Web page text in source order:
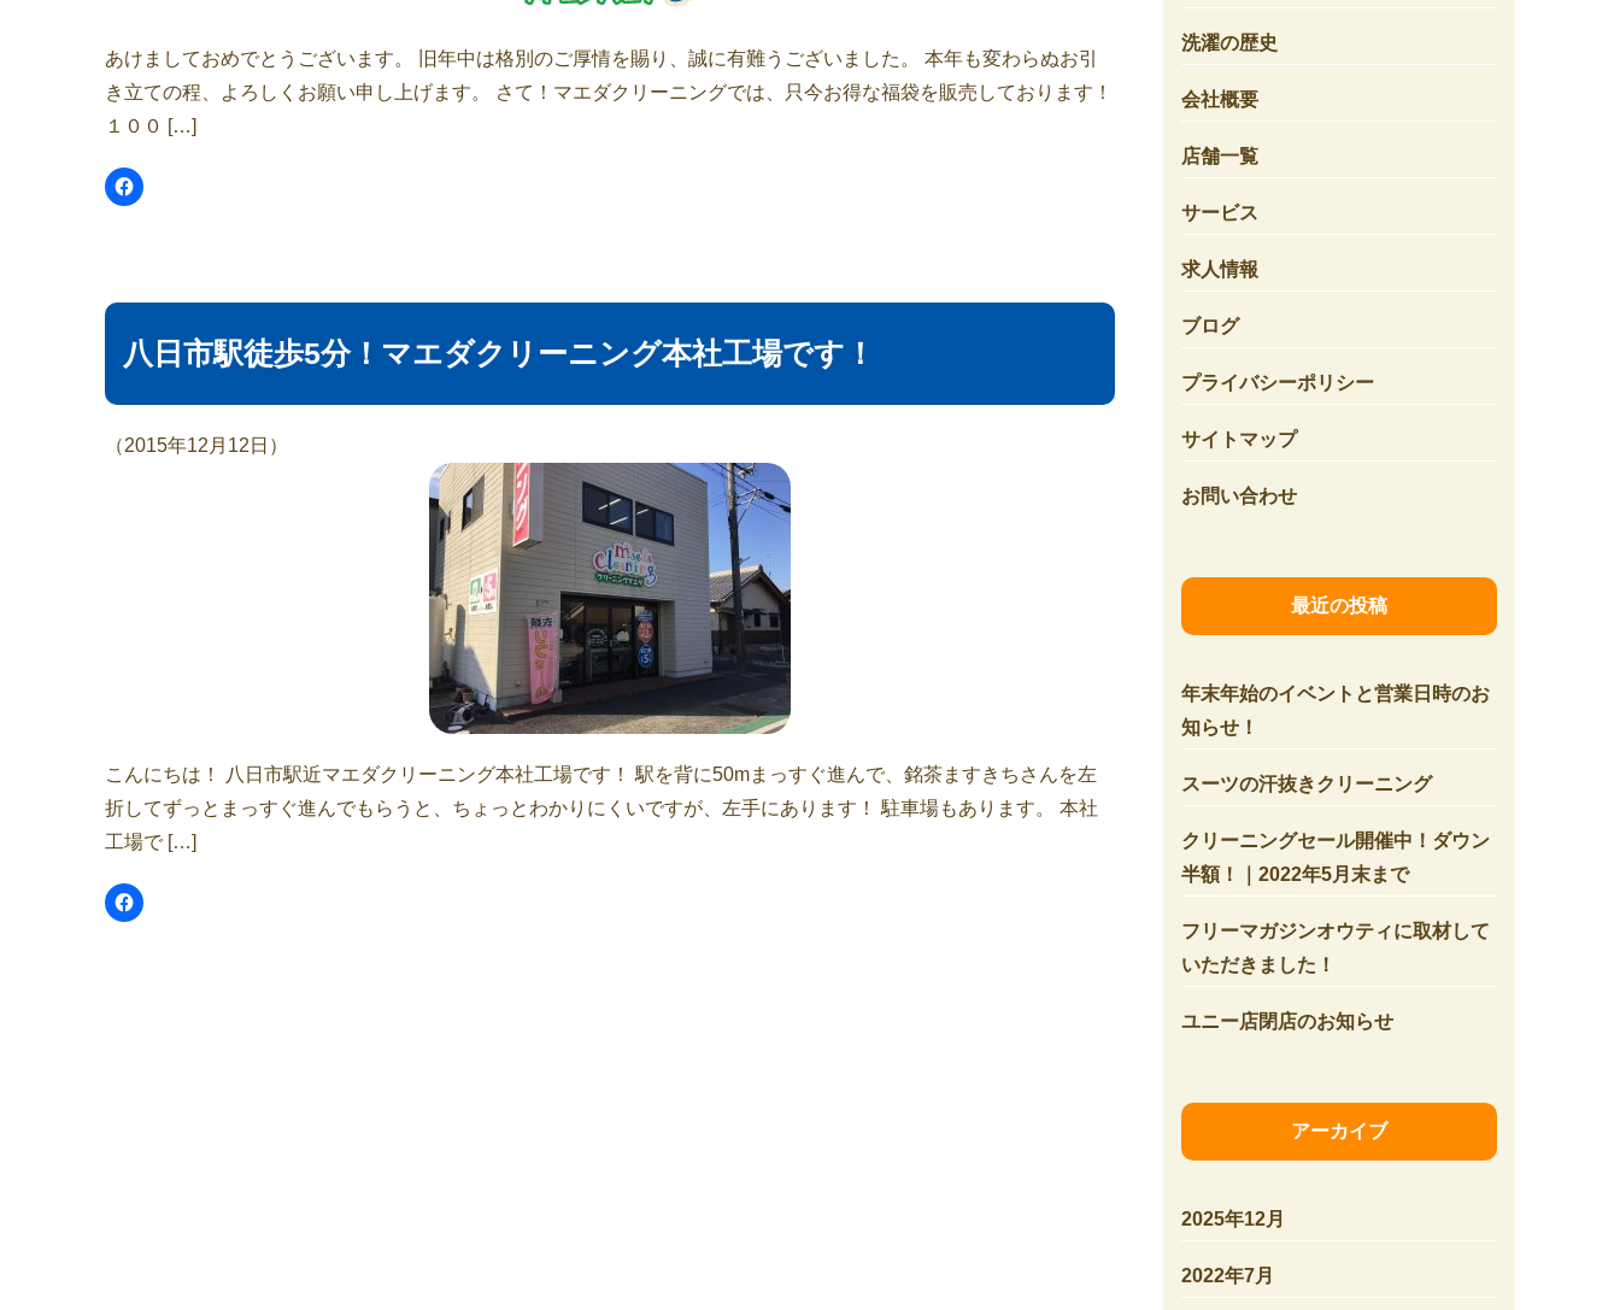
洗濯の歴史
会社概要
店舗一覧
サービス
求人情報
ブログ
プライバシーポリシー
サイトマップ
お問い合わせ
最近の投稿
年末年始のイベントと営業日時のお
知らせ！
スーツの汗抜きクリーニング
クリーニングセール開催中！ダウン
半額！｜2022年5月末まで
フリーマガジンオウティに取材して
いただきました！
ユニー店閉店のお知らせ
アーカイブ
2025年12月
2022年7月
あけましておめでとうございます。 旧年中は格別のご厚情を賜り、誠に有難うございました。 本年も変わらぬお引
き立ての程、よろしくお願い申し上げます。 さて！マエダクリーニングでは、只今お得な福袋を販売しております！
１００ […]
八日市駅徒歩5分！マエダクリーニング本社工場です！
（2015年12月12日）
こんにちは！ 八日市駅近マエダクリーニング本社工場です！ 駅を背に50mまっすぐ進んで、銘茶ますきちさんを左
折してずっとまっすぐ進んでもらうと、ちょっとわかりにくいですが、左手にあります！ 駐車場もあります。 本社
工場で […]